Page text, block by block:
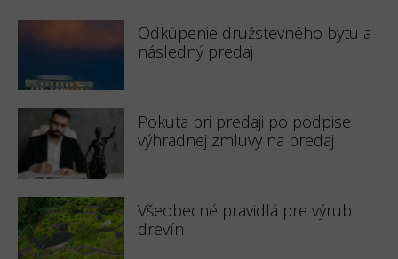
Odkúpenie družstevného bytu a
následný predaj
Pokuta pri predaji po podpise
výhradnej zmluvy na predaj
Všeobecné pravidlá pre výrub
drevín